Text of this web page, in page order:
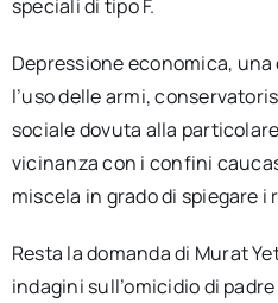
speciali di tipo F.
Depressione economica,
l’uso delle armi,
sociale dovuta alla
vicinanza con i confini
miscela in grado di spiegare i
Resta la domanda di Murat
indagini sull’omicidio di